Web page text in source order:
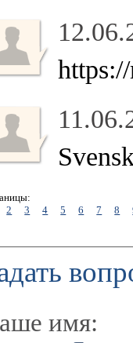
2 3 4 5 6 7 8
имя: